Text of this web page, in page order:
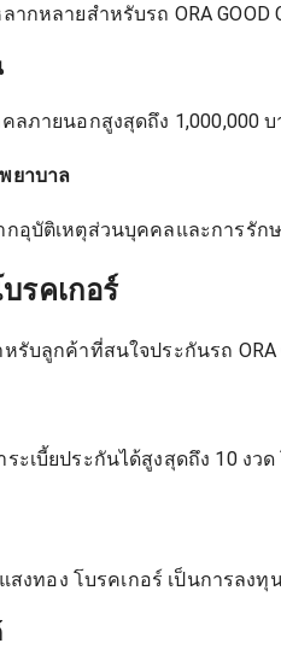
กหลายสำหรับรถ ORA
ภายนอกสูงสุดถึง 1,000,000
ยาบาล
อุบัติเหตุส่วนบุคคลและการรัก
รคเกอร์
บลูกค้าที่สนใจประกันรถ ORA
เบี้ยประกันได้สูงสุดถึง 10 งว
ก แสงทอง โบรคเกอร์ เป็นก